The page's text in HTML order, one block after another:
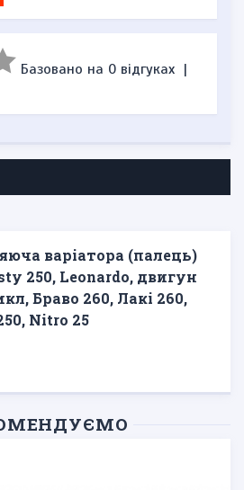
Базовано на 0 відгуках |
варіатора (палець)
250, Leonardo, двигун
Браво 260, Лакі 260,
Nitro 25